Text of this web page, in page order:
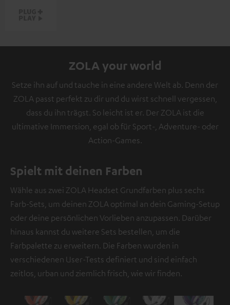
ZOLA your world
Setze ihn auf und tauche in eine andere Welt ab. Denn der
ZOLA passt perfekt zu dir und du wirst schnell vergessen,
dass du ihn trägst. So leicht ist er. Der ZOLA ist die
ultimative Immersion, egal ob für Sport-, Adventure- oder
Action-Games.
Spielt mit deinen Farben
Wähle aus zwei ZOLA Headset Grundfarben plus sechs
Farb-Sets, um deinen ZOLA optimal an dein Gaming-Setup
oder deine persönlichen Vorlieben anzupassen. Darüber
hinaus kannst du weitere Sets bestellen, um die
Farbpalette zu erweitern. Die Farben wurden in
verschiedenen User-Tests definiert und sind einfach
zeitlos, urban und ziemlich frisch, wie wir finden.